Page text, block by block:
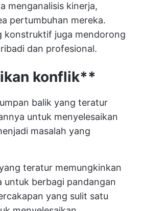
menganalisis kinerja,
pertumbuhan mereka.
konstruktif juga mendorong
dan profesional.
konflik**
balik yang teratur
untuk menyelesaikan
masalah yang
teratur memungkinkan
untuk berbagi pandangan
yang sulit satu